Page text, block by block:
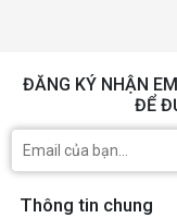
ĐĂNG KÝ NHẬN
ĐỂ
Thông tin chung